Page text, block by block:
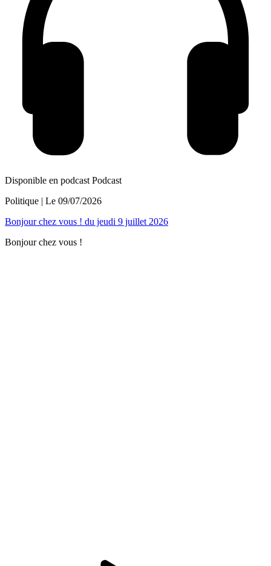
Disponible en podcast Podcast
Politique | Le 09/07/2026
Bonjour chez vous ! du jeudi 9 juillet 2026
Bonjour chez vous !